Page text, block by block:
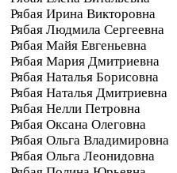
Рябая Ирина Викторовна
Рябая Людмила Сергеевна
Рябая Майя Евгеньевна
Рябая Мария Дмитриевна
Рябая Наталья Борисовна
Рябая Наталья Дмитриевна
Рябая Нелли Петровна
Рябая Оксана Олеговна
Рябая Ольга Владимировна
Рябая Ольга Леонидовна